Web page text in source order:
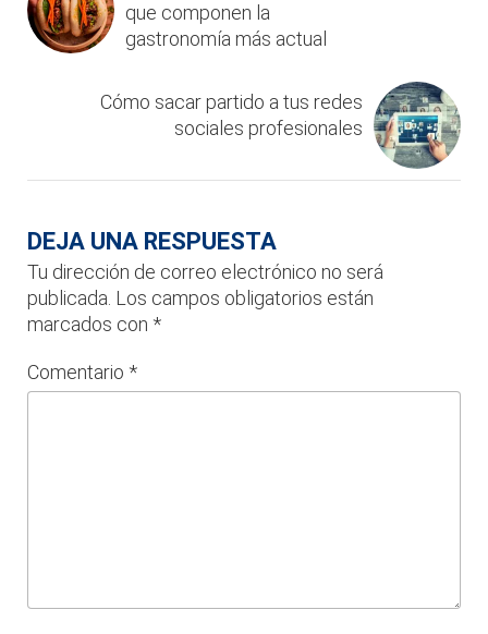
que componen la
gastronomía más actual
Cómo sacar partido a tus redes
sociales profesionales
DEJA UNA RESPUESTA
Tu dirección de correo electrónico no será
publicada. Los campos obligatorios están
marcados con *
Comentario *